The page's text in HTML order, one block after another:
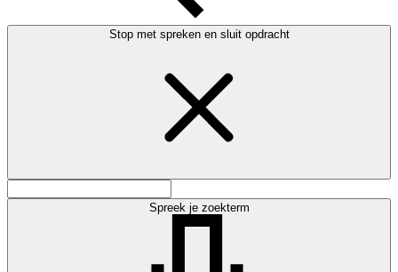
Stop met spreken en sluit opdracht
Spreek je zoekterm